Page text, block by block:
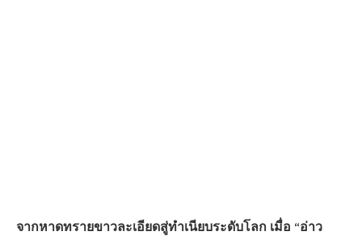
จากหาดทรายขาวละเอียดสู่ทำเนียบระดับโลก เมื่อ “อ่าว